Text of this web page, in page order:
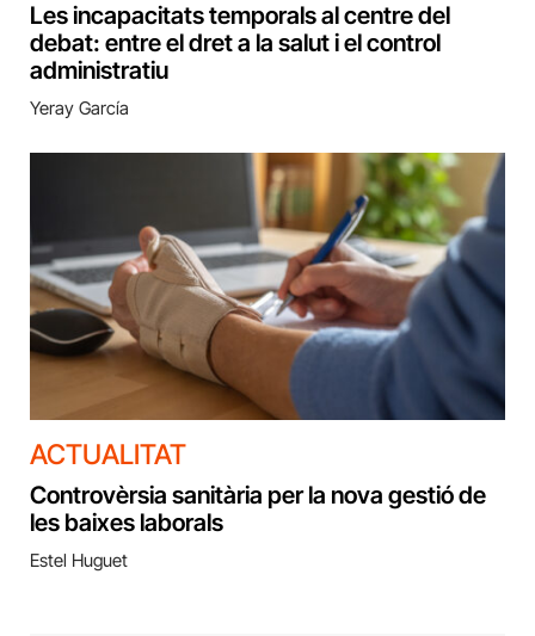
Les incapacitats temporals al centre del
debat: entre el dret a la salut i el control
administratiu
Yeray García
ACTUALITAT
Controvèrsia sanitària per la nova gestió de
les baixes laborals
Estel Huguet